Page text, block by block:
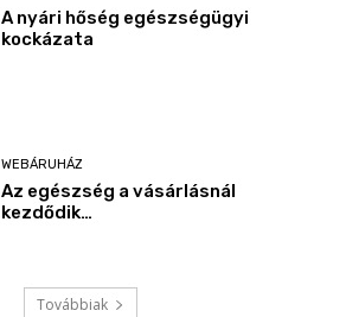
A nyári hőség egészségügyi
kockázata
WEBÁRUHÁZ
Az egészség a vásárlásnál
kezdődik…
Továbbiak